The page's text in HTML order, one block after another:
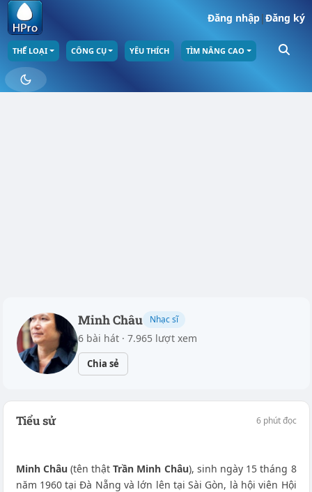
Đăng nhập|Đăng ký
THỂ LOẠI CÔNG CỤ YÊU THÍCH TÌM NÂNG CAO
Minh Châu Nhạc sĩ
6 bài hát · 7.965 lượt xem
Chia sẻ
Tiểu sử 6 phút đọc
Minh Châu (tên thậtTrần Minh Châu), sinh ngày 15 tháng 8
năm 1960 tại Đà Nẵng và lớn lên tại Sài Gòn, là hội viên Hội